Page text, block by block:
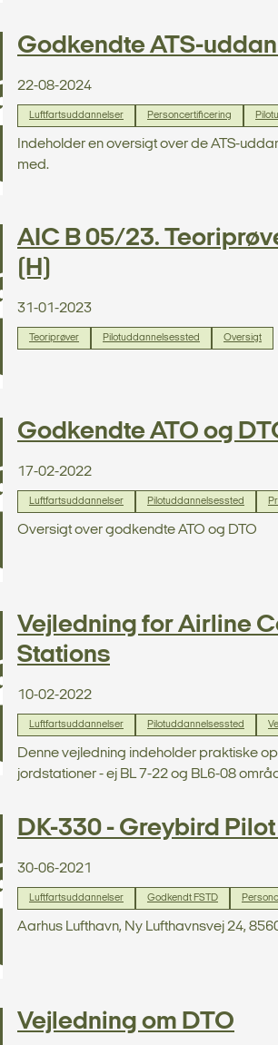
Godkendte ATS-
22-08-2024
Luftfartsuddannelser Personcertificering
Indeholder en oversigt over de ATS-
med.
AIC B 05/23.
(H)
31-01-2023
Teoriprøver Pilotuddannelsessted Oversigt
Godkendte ATO og
17-02-2022
Luftfartsuddannelser Pilotuddannelsessted
Oversigt over godkendte ATO og DTO
Vejledning for Airline
Stations
10-02-2022
Luftfartsuddannelser Pilotuddannelsessted
Denne vejledning indeholder praktiske
jordstationer - ej BL 7-22 og BL6-08
DK-330 - Greybird
30-06-2021
Luftfartsuddannelser Godkendt FSTD
Aarhus Lufthavn, Ny Lufthavnsvej 24,
Vejledning om DTO